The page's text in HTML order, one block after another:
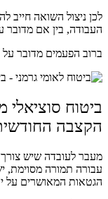
לכן ניצול השואה חייב
העבודה, בין אם מדובר
ברוב הפעמים מדובר על
ביטוח סוציאלי
הקצבה
מעבר לעובדה שיש
עבורה תמורה מסוימת,
הגטאות המאושרים על